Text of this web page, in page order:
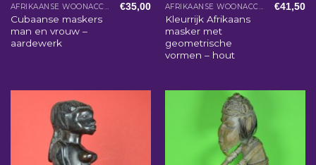
AFRIKAANSE WOONACCESSOIRES
Cubaanse maskers
man en vrouw –
aardewerk
€35,00 AFRIKAANSE WOONACCESSOIRES
Kleurrijk Afrikaans
masker met
geometrische
vormen – hout
€41,50